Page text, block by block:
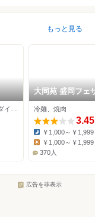
もっと見る
大同苑 盛岡フェ
店
冷麺、焼肉
3.45
Dinner:
￥1,000～￥1,999
￥1,000～￥1,999
370人
広告を非表示